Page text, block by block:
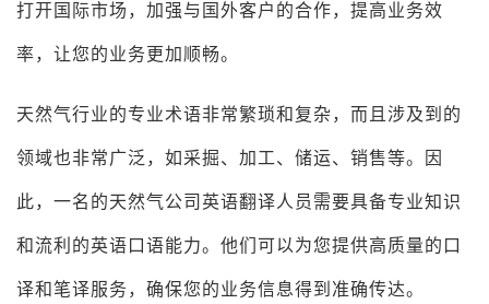
打开国际市场，加强与国外客户的合作，提高业务效
率，让您的业务更加顺畅。
天然气行业的专业术语非常繁琐和复杂，而且涉及到的
领域也非常广泛，如采掘、加工、储运、销售等。因
此，一名的天然气公司英语翻译人员需要具备专业知识
和流利的英语口语能力。他们可以为您提供高质量的口
译和笔译服务，确保您的业务信息得到准确传达。